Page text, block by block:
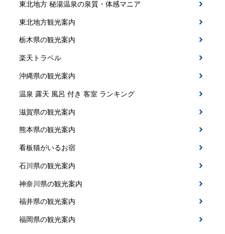
東北地方 秘湯温泉の泉質・体感マニア
東北地方観光案内
栃木県の観光案内
楽天トラベル
沖縄県の観光案内
温泉 露天 風呂 付き 客室 ランキング
滋賀県の観光案内
熊本県の観光案内
看板猫がいるお宿
石川県の観光案内
神奈川県の観光案内
福井県の観光案内
福岡県の観光案内